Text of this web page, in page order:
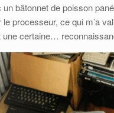
bâtonnet de poisson
processeur, ce qui m’a
une certaine…